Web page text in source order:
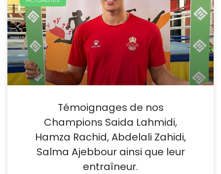
Témoignages de nos
Champions Saida Lahmidi,
Hamza Rachid, Abdelali Zahidi,
Salma Ajebbour ainsi que leur
entraîneur.